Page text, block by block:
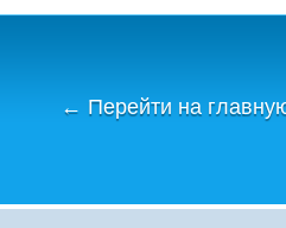
← Перейти на